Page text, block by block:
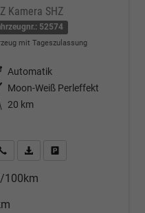
Kamera SHZ
52574
mit Tageszulassung
Automatik
Moon-Weiß Perleffekt
20 km
Kontakt & Angebot anfordern
PDF-Datei, Fahrzeugexposé
100km